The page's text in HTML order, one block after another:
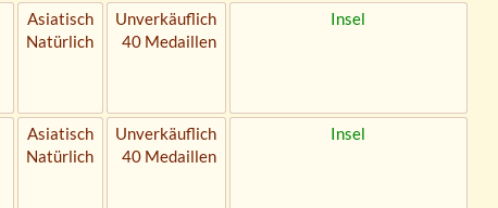
Asiatisch
Natürlich
Unverkäuflich
40 Medaillen
Insel
Asiatisch
Natürlich
Unverkäuflich
40 Medaillen
Insel